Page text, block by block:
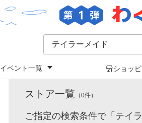
イベント一覧 ショッ
トップ 」の検索結果
ストア一覧 （0件）
ご指定の検索条件で「テイ